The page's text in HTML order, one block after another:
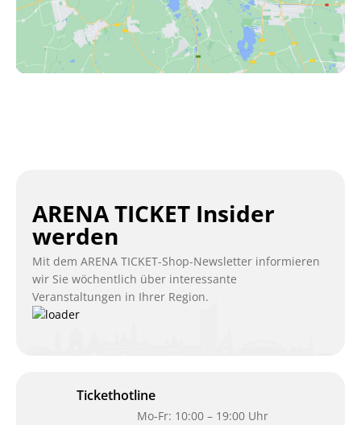
ARENA TICKET Insider
werden
Mit dem ARENA TICKET-Shop-Newsletter informieren
wir Sie wöchentlich über interessante
Veranstaltungen in Ihrer Region.
Tickethotline
Mo-Fr: 10:00 – 19:00 Uhr